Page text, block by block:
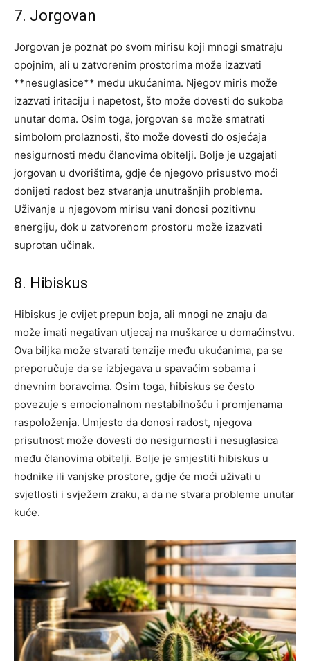
7. Jorgovan
Jorgovan je poznat po svom mirisu koji mnogi smatraju
opojnim, ali u zatvorenim prostorima može izazvati
**nesuglasice** među ukućanima. Njegov miris može
izazvati iritaciju i napetost, što može dovesti do sukoba
unutar doma. Osim toga, jorgovan se može smatrati
simbolom prolaznosti, što može dovesti do osjećaja
nesigurnosti među članovima obitelji. Bolje je uzgajati
jorgovan u dvorištima, gdje će njegovo prisustvo moći
donijeti radost bez stvaranja unutrašnjih problema.
Uživanje u njegovom mirisu vani donosi pozitivnu
energiju, dok u zatvorenom prostoru može izazvati
suprotan učinak.
8. Hibiskus
Hibiskus je cvijet prepun boja, ali mnogi ne znaju da
može imati negativan utjecaj na muškarce u domaćinstvu.
Ova biljka može stvarati tenzije među ukućanima, pa se
preporučuje da se izbjegava u spavaćim sobama i
dnevnim boravcima. Osim toga, hibiskus se često
povezuje s emocionalnom nestabilnošću i promjenama
raspoloženja. Umjesto da donosi radost, njegova
prisutnost može dovesti do nesigurnosti i nesuglasica
među članovima obitelji. Bolje je smjestiti hibiskus u
hodnike ili vanjske prostore, gdje će moći uživati u
svjetlosti i svježem zraku, a da ne stvara probleme unutar
kuće.